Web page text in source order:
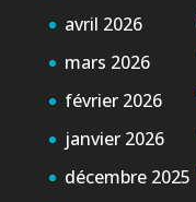
avril 2026
mars 2026
février 2026
janvier 2026
décembre 2025